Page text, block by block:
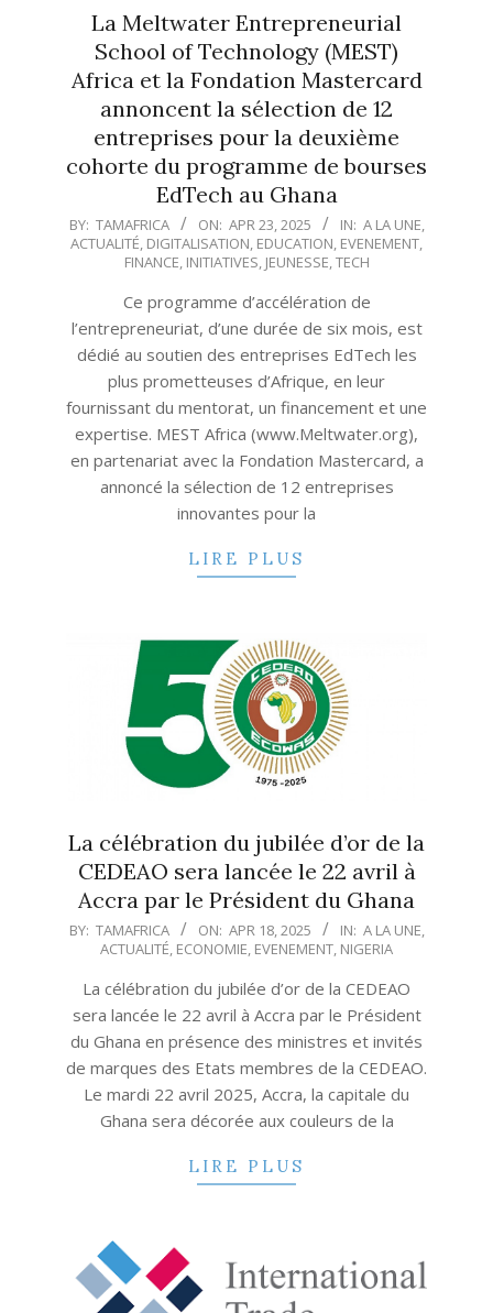
La Meltwater Entrepreneurial
School of Technology (MEST)
Africa et la Fondation Mastercard
annoncent la sélection de 12
entreprises pour la deuxième
cohorte du programme de bourses
EdTech au Ghana
2025-
04-
BY: TAMAFRICA ON: APR 23, 2025 IN: A LA UNE
ACTUALITÉ DIGITALISATION EDUCATION EVENEMENT
FINANCE INITIATIVES JEUNESSE TECH
Ce programme d’accélération de
l’entrepreneuriat, d’une durée de six mois, est
dédié au soutien des entreprises EdTech les
plus prometteuses d’Afrique, en leur
fournissant du mentorat, un financement et une
expertise. MEST Africa (www.Meltwater.org),
en partenariat avec la Fondation Mastercard, a
annoncé la sélection de 12 entreprises
innovantes pour la
LIRE PLUS
La célébration du jubilée d’or de la
CEDEAO sera lancée le 22 avril à
Accra par le Président du Ghana
2025-
18
BY: TAMAFRICA ON: APR 18, 2025 IN: A LA UNE,
ACTUALITÉ, ECONOMIE, EVENEMENT, NIGERIA
La célébration du jubilée d’or de la CEDEAO
sera lancée le 22 avril à Accra par le Président
du Ghana en présence des ministres et invités
de marques des Etats membres de la CEDEAO.
Le mardi 22 avril 2025, Accra, la capitale du
Ghana sera décorée aux couleurs de la
LIRE PLUS